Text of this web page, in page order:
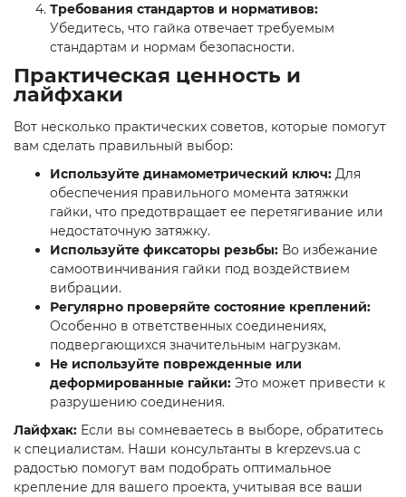
Требования стандартов и нормативов:
Убедитесь, что гайка отвечает требуемым
стандартам и нормам безопасности.
Практическая ценность и
лайфхаки
Вот несколько практических советов, которые помогут
вам сделать правильный выбор:
Используйте динамометрический ключ: Для
обеспечения правильного момента затяжки
гайки, что предотвращает ее перетягивание или
недостаточную затяжку.
Используйте фиксаторы резьбы: Во избежание
самоотвинчивания гайки под воздействием
вибрации.
Регулярно проверяйте состояние креплений:
Особенно в ответственных соединениях,
подвергающихся значительным нагрузкам.
Не используйте поврежденные или
деформированные гайки: Это может привести к
разрушению соединения.
Лайфхак: Если вы сомневаетесь в выборе, обратитесь
к специалистам. Наши консультанты в krepzevs.ua с
радостью помогут вам подобрать оптимальное
крепление для вашего проекта, учитывая все ваши